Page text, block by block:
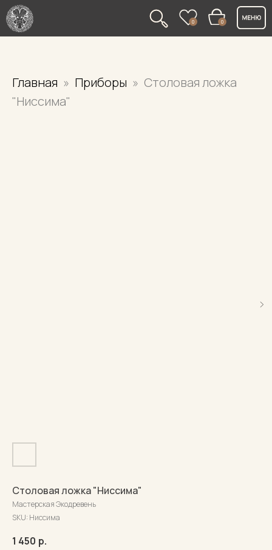
0 0
Главная Приборы
Столовая ложка
"Ниссима"
Столовая ложка "Ниссима"
Мастерская Экодревень
SKU: Ниссима
1 450 р.